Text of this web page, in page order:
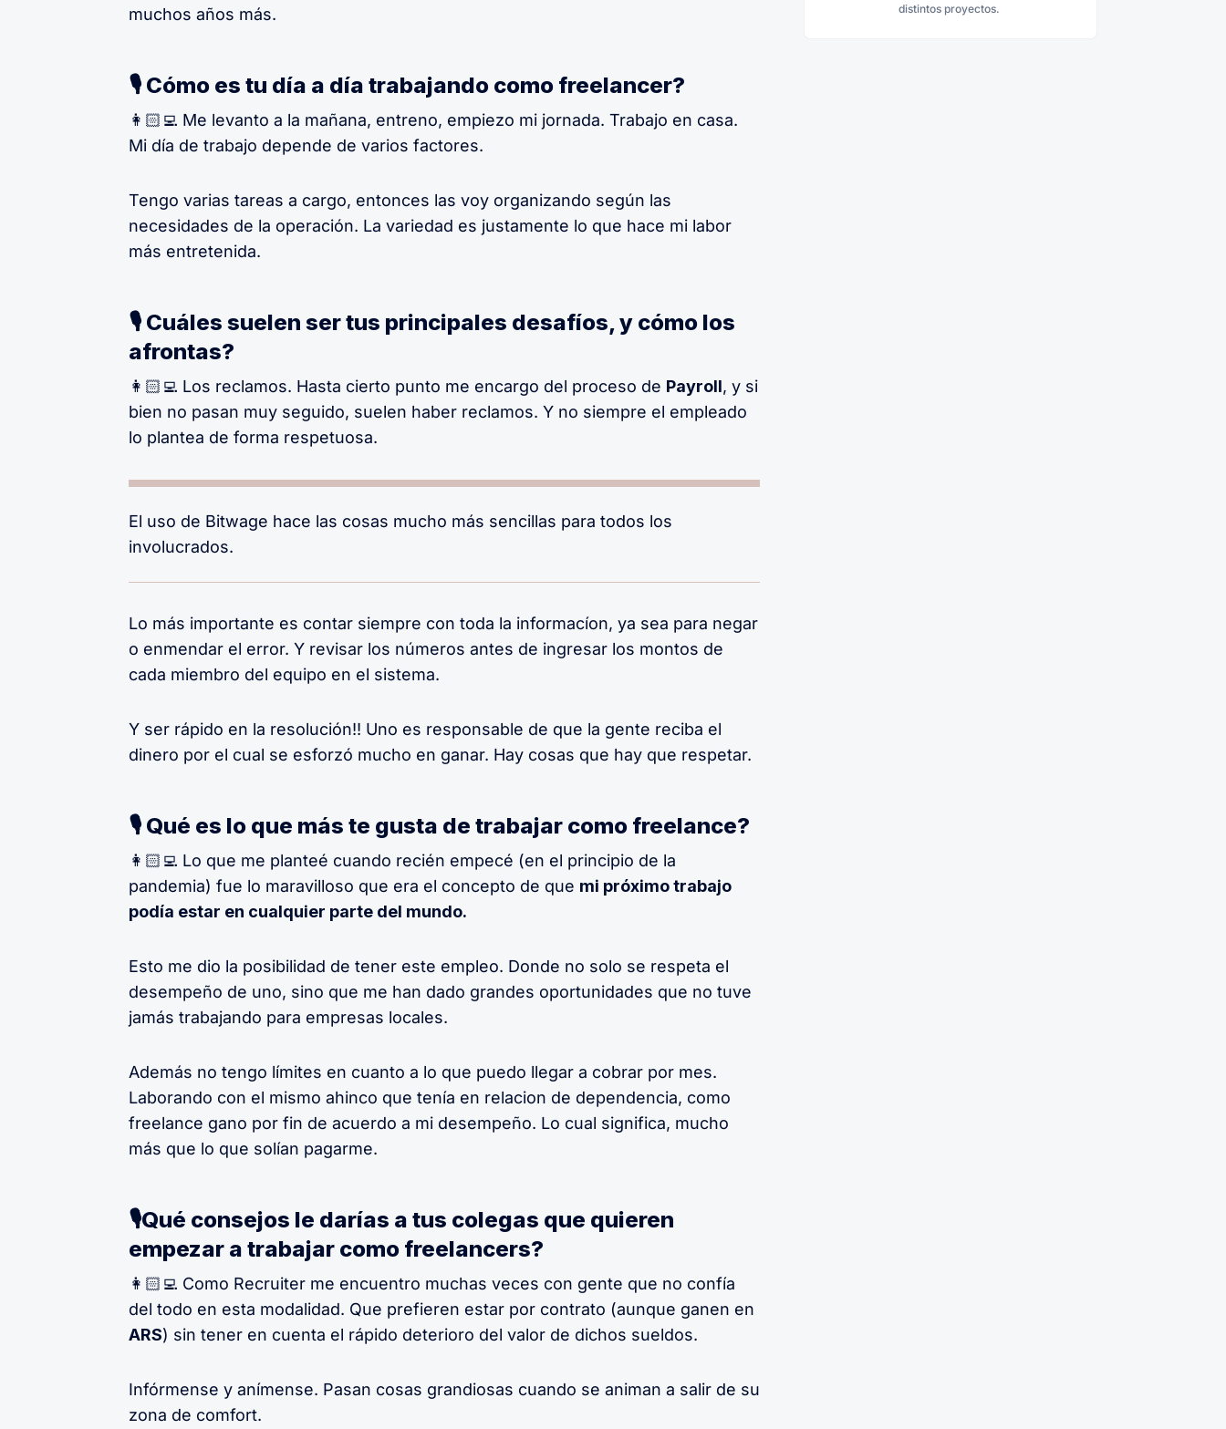
muchos años más.
🎙 Cómo es tu día a día trabajando como freelancer?
👩🏻‍💻 Me levanto a la mañana, entreno, empiezo mi jornada. Trabajo en casa.
Mi día de trabajo depende de varios factores.
Tengo varias tareas a cargo, entonces las voy organizando según las
necesidades de la operación. La variedad es justamente lo que hace mi labor
más entretenida.
🎙 Cuáles suelen ser tus principales desafíos, y cómo los
afrontas?
👩🏻‍💻 Los reclamos. Hasta cierto punto me encargo del proceso de Payroll, y si
bien no pasan muy seguido, suelen haber reclamos. Y no siempre el empleado
lo plantea de forma respetuosa.
El uso de Bitwage hace las cosas mucho más sencillas para todos los
involucrados.
Lo más importante es contar siempre con toda la informacíon, ya sea para negar
o enmendar el error. Y revisar los números antes de ingresar los montos de
cada miembro del equipo en el sistema.
Y ser rápido en la resolución!! Uno es responsable de que la gente reciba el
dinero por el cual se esforzó mucho en ganar. Hay cosas que hay que respetar.
🎙 Qué es lo que más te gusta de trabajar como freelance?
👩🏻‍💻 Lo que me planteé cuando recién empecé (en el principio de la
pandemia) fue lo maravilloso que era el concepto de que mi próximo trabajo
podía estar en cualquier parte del mundo.
Esto me dio la posibilidad de tener este empleo. Donde no solo se respeta el
desempeño de uno, sino que me han dado grandes oportunidades que no tuve
jamás trabajando para empresas locales.
Además no tengo límites en cuanto a lo que puedo llegar a cobrar por mes.
Laborando con el mismo ahinco que tenía en relacion de dependencia, como
freelance gano por fin de acuerdo a mi desempeño. Lo cual significa, mucho
más que lo que solían pagarme.
🎙Qué consejos le darías a tus colegas que quieren
empezar a trabajar como freelancers?
👩🏻‍💻 Como Recruiter me encuentro muchas veces con gente que no confía
del todo en esta modalidad. Que prefieren estar por contrato (aunque ganen en
ARS) sin tener en cuenta el rápido deterioro del valor de dichos sueldos.
Infórmense y anímense. Pasan cosas grandiosas cuando se animan a salir de su
zona de comfort.
distintos proyectos.